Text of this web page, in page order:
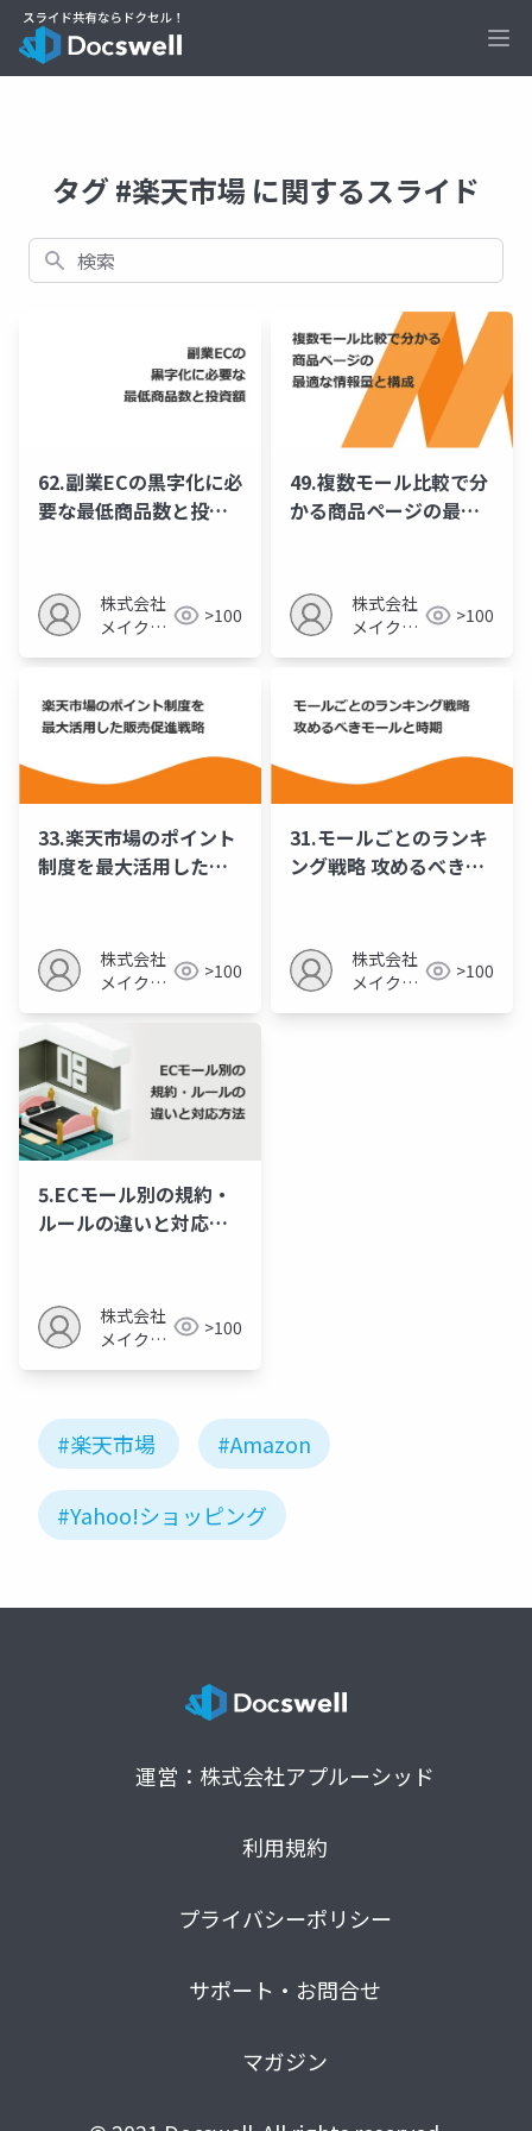
タグ #楽天市場 に関するスライド
検索
62.副業ECの黒字化に必
要な最低商品数と投資
株式会社
メイクア
>100
49.複数モール比較で分
かる商品ページの最適
株式会社
メイクア
>100
33.楽天市場のポイント
制度を最大活用した販
株式会社
メイクア
>100
31.モールごとのランキ
ング戦略 攻めるべきモ
株式会社
メイクア
>100
5.ECモール別の規約・
ルールの違いと対応方
株式会社
メイクア
>100
#楽天市場 #Amazon
#Yahoo!ショッピング
運営：株式会社アプルーシッド
利用規約
プライバシーポリシー
サポート・お問合せ
マガジン